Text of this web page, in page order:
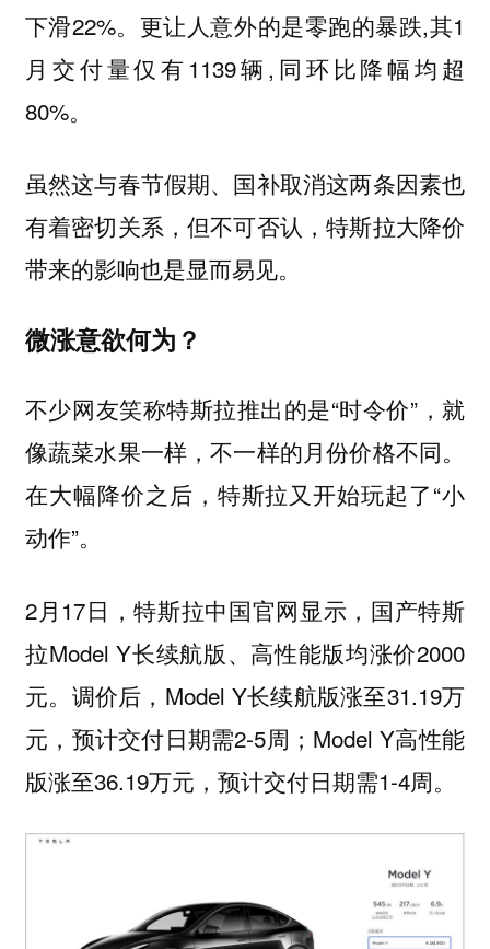
下滑22%。更让人意外的是零跑的暴跌,其1
月交付量仅有1139辆,同环比降幅均超
80%。
虽然这与春节假期、国补取消这两条因素也
有着密切关系，但不可否认，特斯拉大降价
带来的影响也是显而易见。
微涨意欲何为？
不少网友笑称特斯拉推出的是“时令价”，就
像蔬菜水果一样，不一样的月份价格不同。
在大幅降价之后，特斯拉又开始玩起了“小
动作”。
2月17日，特斯拉中国官网显示，国产特斯
拉Model Y长续航版、高性能版均涨价2000
元。调价后，Model Y长续航版涨至31.19万
元，预计交付日期需2-5周；Model Y高性能
版涨至36.19万元，预计交付日期需1-4周。